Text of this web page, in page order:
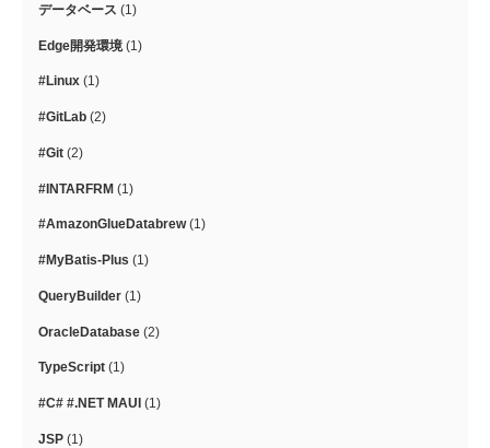
データベース (1)
Edge開発環境 (1)
#Linux (1)
#GitLab (2)
#Git (2)
#INTARFRM (1)
#AmazonGlueDatabrew(1)
#MyBatis-Plus (1)
QueryBuilder (1)
OracleDatabase (2)
TypeScript (1)
#C# #.NET MAUI (1)
JSP (1)